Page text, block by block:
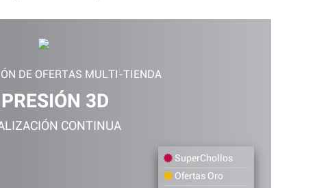
DE OFERTAS MULTI-TIENDA
3D
CONTINUA
SuperChollos
Ofertas Oro